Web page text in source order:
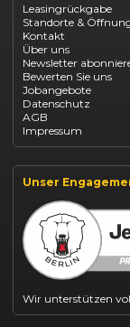
Opel Astra leasen
Opel Mokka kaufen
Opel Grandland
Opel Vivaro
Fiat 500 finanzieren
Fiat Panda leasen
Dacia Duster
Dacia Sandero kaufen
Dacia Jogger leasen
Jeep Compass leasen
Jeep Renegade
Suzuki Swift
BYD Dolphin
Kia Ceed finanzieren
Kia Sportage leasen
Mazda CX-30
Citroën C3 leasen
Leasingrückgabe
Standorte &
Kontakt
Über uns
Newsletter
Bewerten Sie uns
Jobangebote
Datenschutz
AGB
Impressum
Unser
Wir unterstützen